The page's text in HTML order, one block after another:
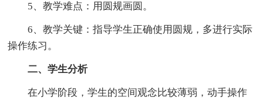
5、教学难点：用圆规画圆。
6、教学关键：指导学生正确使用圆规，多进行实际
操作练习。
二、学生分析
在小学阶段，学生的空间观念比较薄弱，动手操作